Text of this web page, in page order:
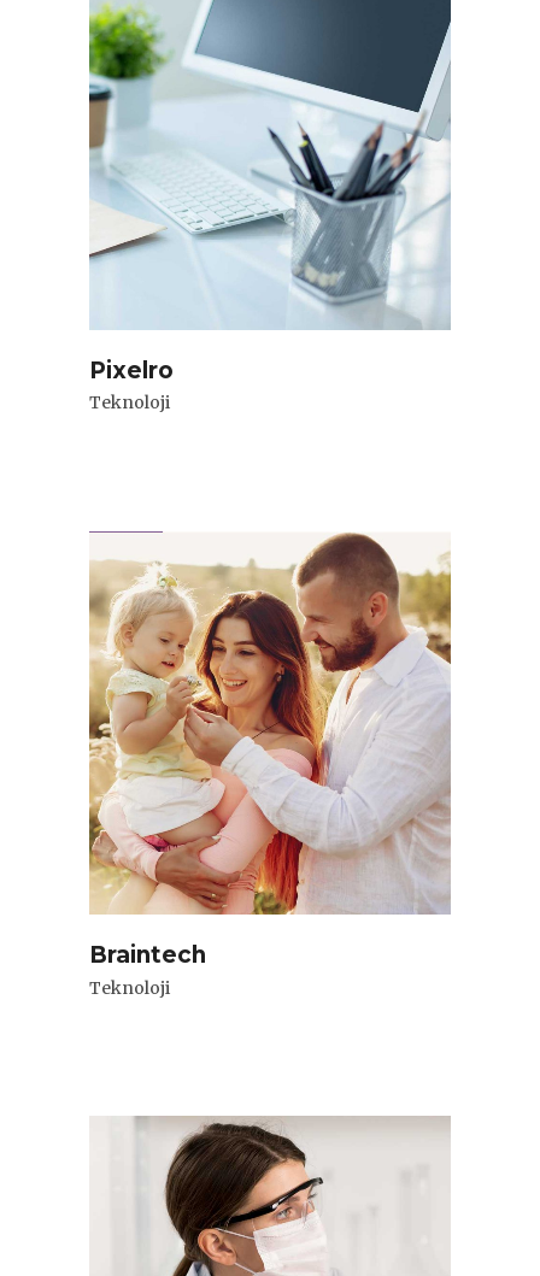
Pixelro
Teknoloji
Braintech
Teknoloji